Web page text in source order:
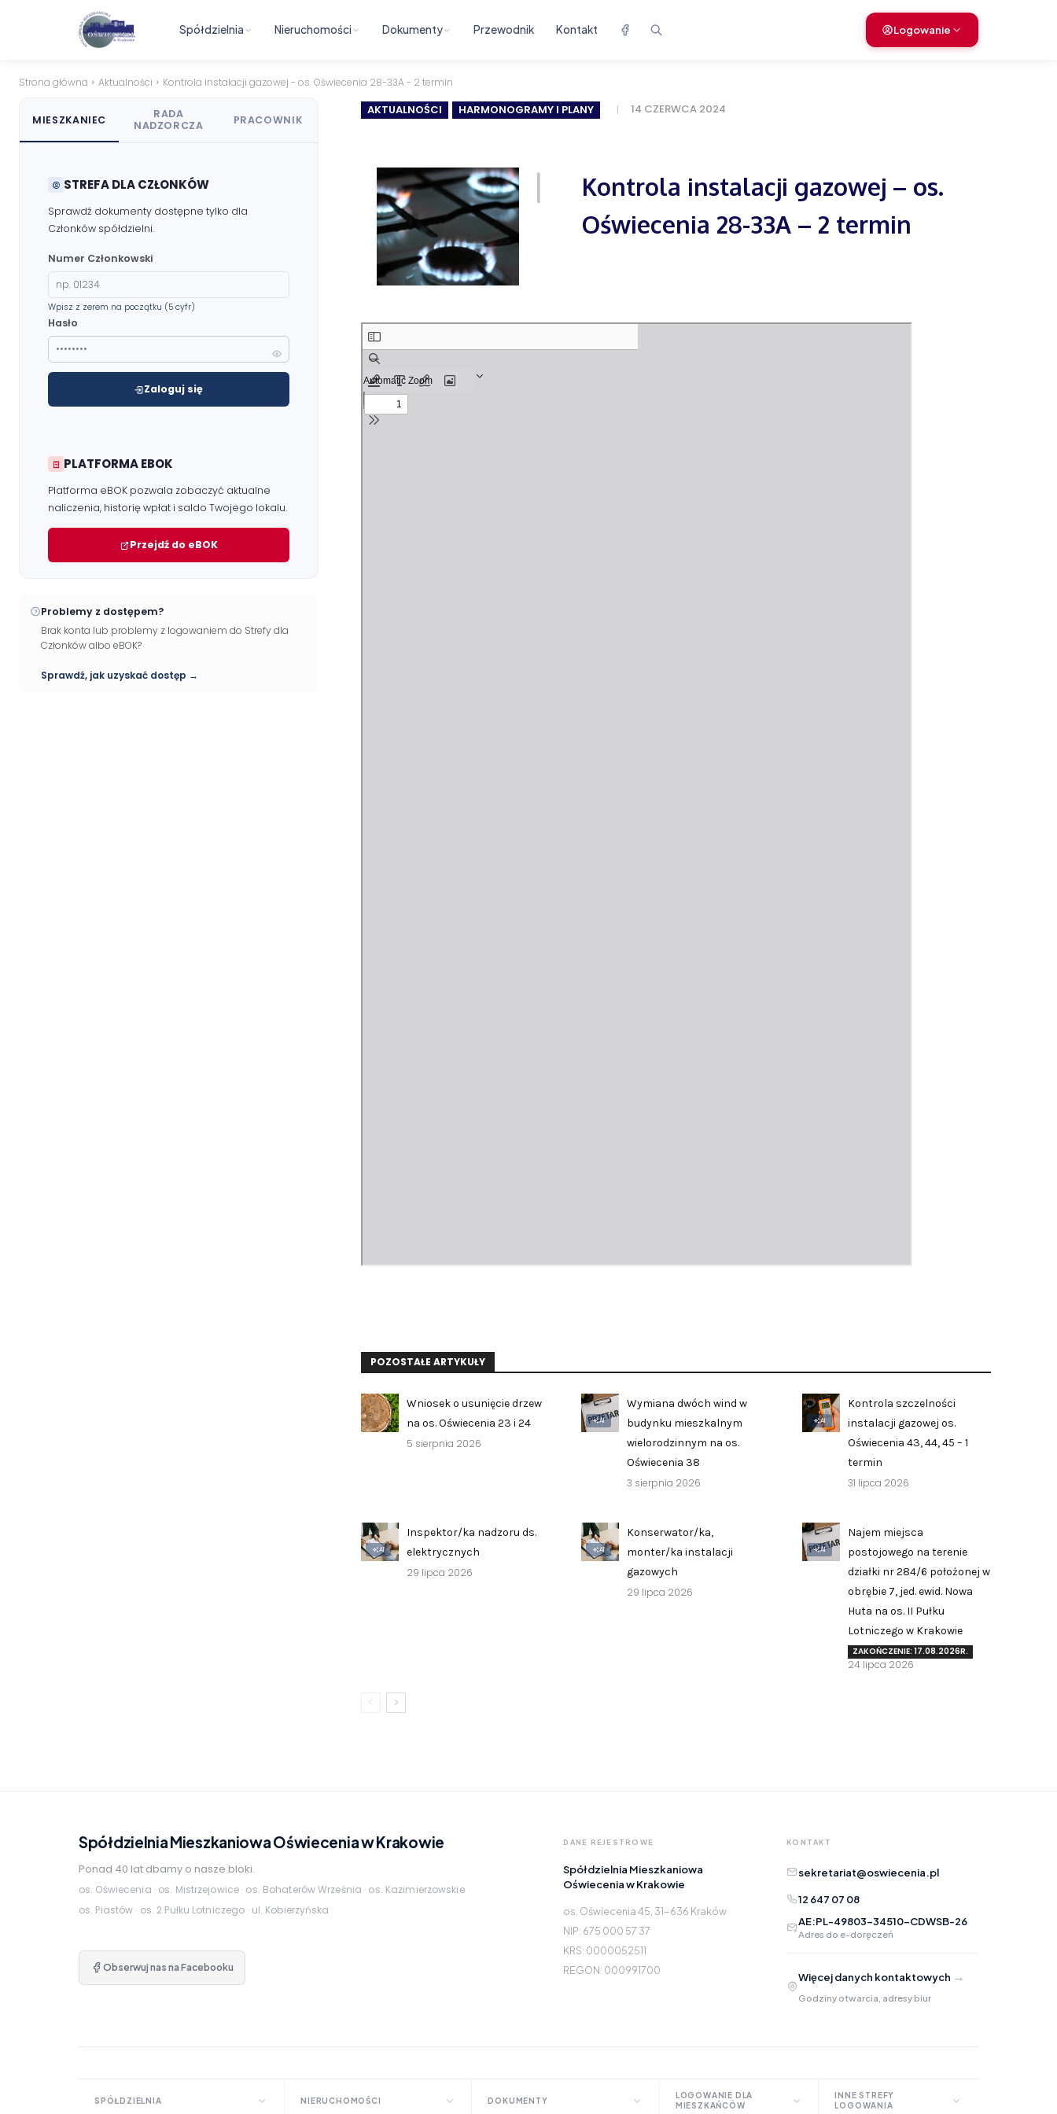
Spółdzielnia Nieruchomości Dokumenty Przewodnik Kontakt Logowanie
Strona główna Aktualności Kontrola instalacji gazowej - os. Oświecenia 28-33A - 2 termin
AKTUALNOŚCI HARMONOGRAMY I PLANY 14 CZERWCA 2024
Kontrola instalacji gazowej – os.
Oświecenia 28-33A – 2 termin
POZOSTAŁE ARTYKUŁY
Wniosek o usunięcie drzew
na os. Oświecenia 23 i 24
5 sierpnia 2026
AI
Wymiana dwóch wind w
budynku mieszkalnym
wielorodzinnym na os.
Oświecenia 38
3 sierpnia 2026
AI
Kontrola szczelności
instalacji gazowej os.
Oświecenia 43, 44, 45 – 1
termin
31 lipca 2026
AI
Inspektor/ka nadzoru ds.
elektrycznych
29 lipca 2026
AI
Konserwator/ka,
monter/ka instalacji
gazowych
29 lipca 2026
AI
Najem miejsca
postojowego na terenie
działki nr 284/6 położonej w
obrębie 7, jed. ewid. Nowa
Huta na os. II Pułku
Lotniczego w Krakowie
ZAKOŃCZENIE: 17.08.2026R.
24 lipca 2026
MIESZKANIEC
RADA
NADZORCZA
PRACOWNIK
STREFA DLA CZŁONKÓW
Sprawdź dokumenty dostępne tylko dla
Członków spółdzielni.
Numer Członkowski
Wpisz z zerem na początku (5 cyfr)
Hasło
Zaloguj się
PLATFORMA EBOK
Platforma eBOK pozwala zobaczyć aktualne
naliczenia, historię wpłat i saldo Twojego lokalu.
Przejdź do eBOK
Problemy z dostępem?
Brak konta lub problemy z logowaniem do Strefy dla
Członków albo eBOK?
Sprawdź, jak uzyskać dostęp →
Spółdzielnia Mieszkaniowa Oświecenia w Krakowie
Ponad 40 lat dbamy o nasze bloki.
os. Oświecenia · os. Mistrzejowice · os. Bohaterów Września · os. Kazimierzowskie
os. Piastów · os. 2 Pułku Lotniczego · ul. Kobierzyńska
Obserwuj nas na Facebooku
DANE REJESTROWE
Spółdzielnia Mieszkaniowa
Oświecenia w Krakowie
os. Oświecenia 45, 31-636 Kraków
NIP: 675 000 57 37
KRS: 0000052511
REGON: 000991700
KONTAKT
sekretariat@oswiecenia.pl
12 647 07 08
AE:PL-49803-34510-CDWSB-26
Adres do e-doręczeń
Więcej danych kontaktowych →
Godziny otwarcia, adresy biur
SPÓŁDZIELNIA NIERUCHOMOŚCI DOKUMENTY
LOGOWANIE DLA
MIESZKAŃCÓW
INNE STREFY
LOGOWANIA
Zgłoś problem lub uwagę
Twoja opinia pomaga nam ulepszać serwis
Adres e-mail opcjonalnie
Załączniki